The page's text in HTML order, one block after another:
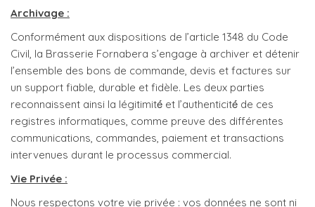
Archivage :
Conformément aux dispositions de l’article 1348 du Code
Civil, la Brasserie Fornabera s’engage à archiver et détenir
l’ensemble des bons de commande, devis et factures sur
un support fiable, durable et fidèle. Les deux parties
reconnaissent ainsi la légitimité́ et l’authenticité́ de ces
registres informatiques, comme preuve des différentes
communications, commandes, paiement et transactions
intervenues durant le processus commercial.
Vie Privée :
Nous respectons votre vie privée : vos données ne sont ni